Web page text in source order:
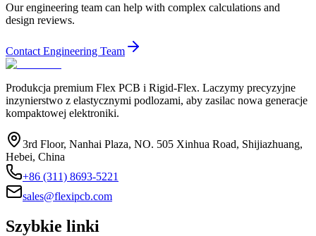
Our engineering team can help with complex calculations and
design reviews.
Contact Engineering Team
Produkcja premium Flex PCB i Rigid-Flex. Laczymy precyzyjne
inzynierstwo z elastycznymi podlozami, aby zasilac nowa generacje
kompaktowej elektroniki.
3rd Floor, Nanhai Plaza, NO. 505 Xinhua Road, Shijiazhuang,
Hebei, China
+86 (311) 8693-5221
sales@flexipcb.com
Szybkie linki